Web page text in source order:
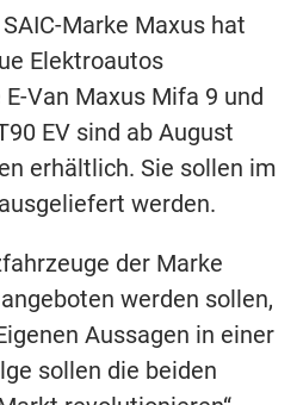
Marke Maxus hat
Elektroautos
Van Maxus Mifa 9 und
EV sind ab August
erhältlich. Sie sollen im
werden.
der Marke
werden sollen,
Aussagen in einer
sollen die beiden